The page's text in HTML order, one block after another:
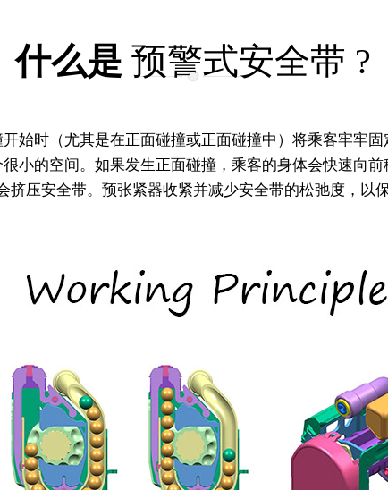
什么是 预警式安全带 ?
始时（尤其是在正面碰撞或正面碰撞中）将乘客牢牢
小的空间。如果发生正面碰撞，乘客的身体会快速向
压安全带。预张紧器收紧并减少安全带的松弛度，以